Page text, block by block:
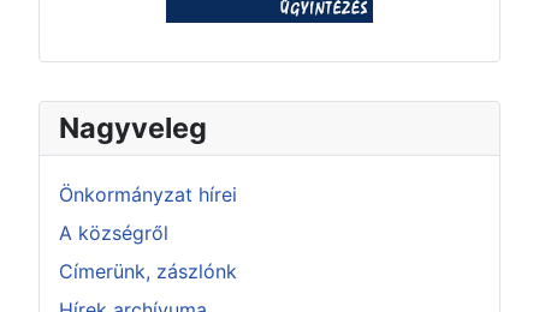
Nagyveleg
Önkormányzat hírei
A községről
Címerünk, zászlónk